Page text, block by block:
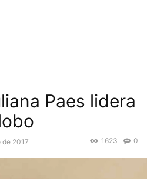
Paes lidera
de 2017 0
1623